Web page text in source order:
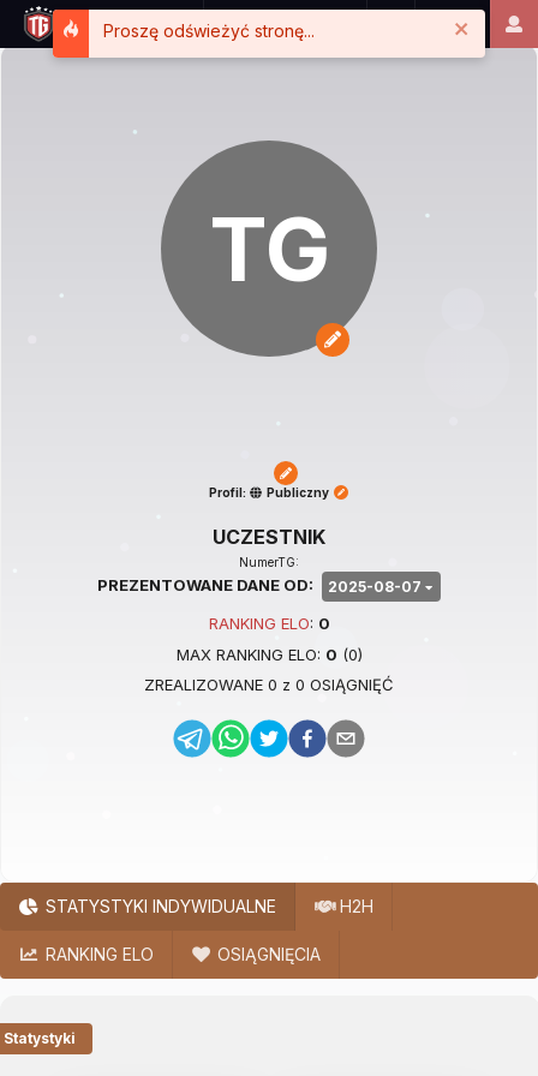
TG
Profil: Publiczny
UCZESTNIK
NumerTG:
PREZENTOWANE DANE OD: 2025-08-07
RANKING ELO: 0
MAX RANKING ELO: 0 (0)
ZREALIZOWANE 0 z 0 OSIĄGNIĘĆ
STATYSTYKI INDYWIDUALNE H2H
RANKING ELO OSIĄGNIĘCIA
Statystyki
Proszę odświeżyć stronę...